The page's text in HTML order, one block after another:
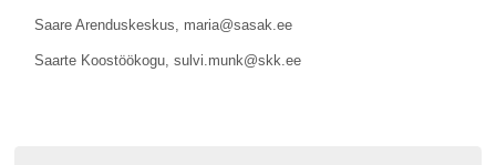
Saare Arenduskeskus, maria@sasak.ee
Saarte Koostöökogu, sulvi.munk@skk.ee